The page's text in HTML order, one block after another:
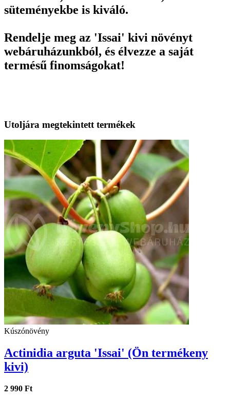
süteményekbe is kiváló.
Rendelje meg az 'Issai' kivi növényt
webáruházunkból, és élvezze a saját
termésű finomságokat!
Utoljára megtekintett termékek
Kúszónövény
Actinidia arguta 'Issai' (Ön termékeny
kivi)
2 990 Ft